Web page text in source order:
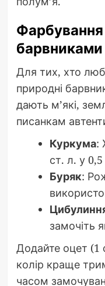
барвниками
Для тих, хто
природні
дають м’які,
писанкам
Куркума:
ст. л. у
Буряк:
замочіть
Додайте оцет (1
колір краще
часом